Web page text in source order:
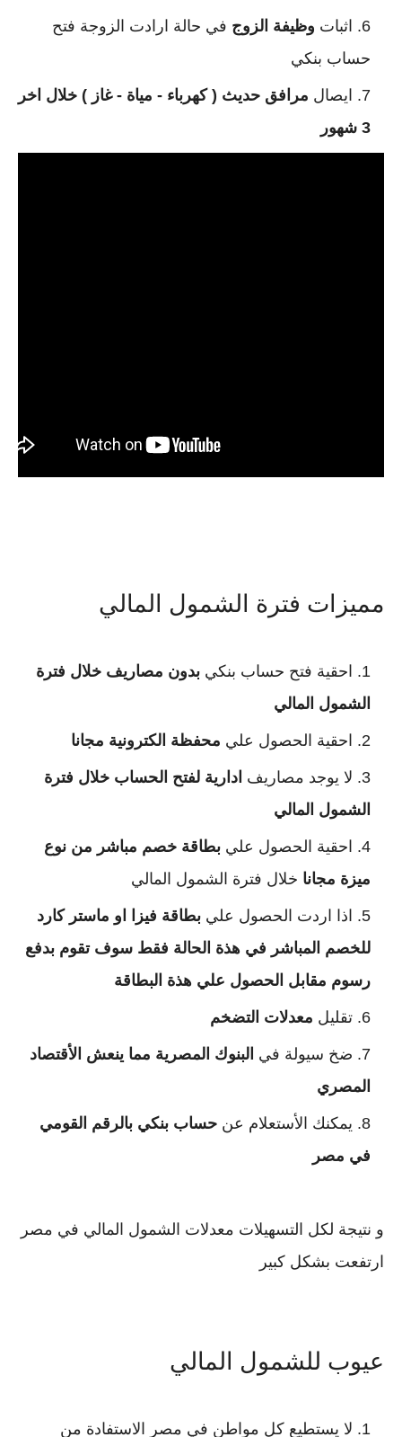
اثبات وظيفة الزوج في حالة ارادت الزوجة فتح
حساب بنكي
ايصال مرافق حديث ( كهرباء - مياة - غاز ) خلال اخر
3 شهور
مميزات فترة الشمول المالي
احقية فتح حساب بنكي بدون مصاريف خلال فترة
الشمول المالي
احقية الحصول علي محفظة الكترونية مجانا
لا يوجد مصاريف ادارية لفتح الحساب خلال فترة
الشمول المالي
احقية الحصول علي بطاقة خصم مباشر من نوع
ميزة مجانا خلال فترة الشمول المالي
اذا اردت الحصول علي بطاقة فيزا او ماستر كارد
للخصم المباشر في هذة الحالة فقط سوف تقوم بدفع
رسوم مقابل الحصول علي هذة البطاقة
تقليل معدلات التضخم
ضخ سيولة في البنوك المصرية مما ينعش الأقتصاد
المصري
يمكنك الأستعلام عن حساب بنكي بالرقم القومي
في مصر
و نتيجة لكل التسهيلات معدلات الشمول المالي في مصر
ارتفعت بشكل كبير
عيوب للشمول المالي
لا يستطيع كل مواطن في مصر الاستفادة من